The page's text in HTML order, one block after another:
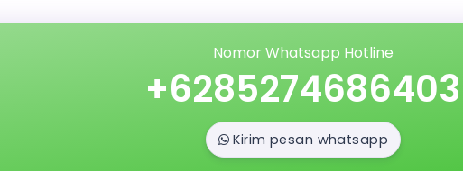
Nomor Whatsapp Hotline
+6285274686403
Kirim pesan whatsapp